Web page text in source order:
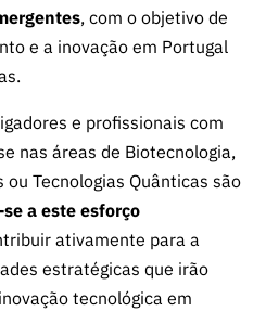
, com o objetivo de
e a inovação em Portugal
e profissionais com
nas áreas de Biotecnologia,
ou Tecnologias Quânticas são
a este esforço
ativamente para a
estratégicas que irão
tecnológica em